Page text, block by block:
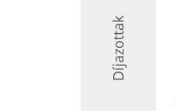
Díjazottak